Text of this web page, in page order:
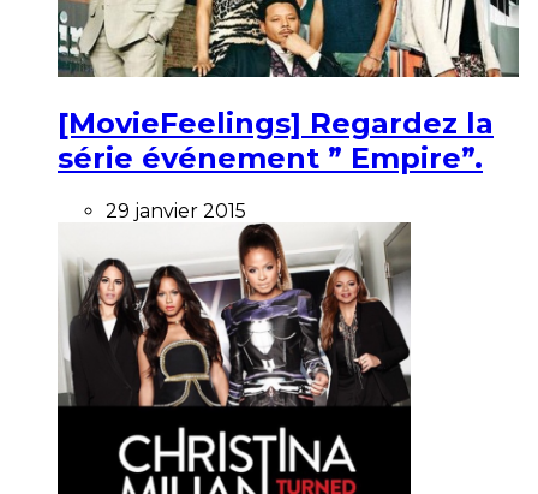
[MovieFeelings] Regardez la
série événement ” Empire”.
29 janvier 2015